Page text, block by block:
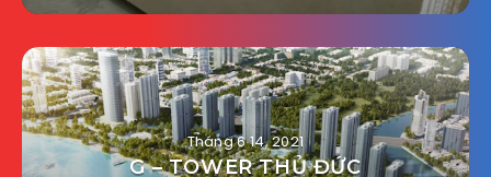
Tháng 6 14, 2021
G – TOWER THỦ ĐỨC